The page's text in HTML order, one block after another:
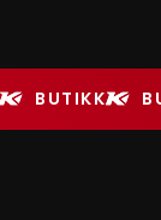
BUTIKK